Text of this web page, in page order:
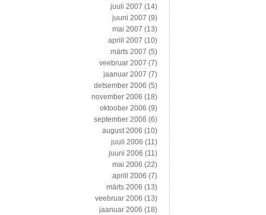
juuli 2007 (14)
juuni 2007 (9)
mai 2007 (13)
aprill 2007 (10)
märts 2007 (5)
veebruar 2007 (7)
jaanuar 2007 (7)
detsember 2006 (5)
november 2006 (18)
oktoober 2006 (9)
september 2006 (6)
august 2006 (10)
juuli 2006 (11)
juuni 2006 (11)
mai 2006 (22)
aprill 2006 (7)
märts 2006 (13)
veebruar 2006 (13)
jaanuar 2006 (18)